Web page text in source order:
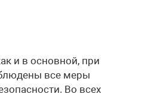
и в основной, при
все меры
Во всех